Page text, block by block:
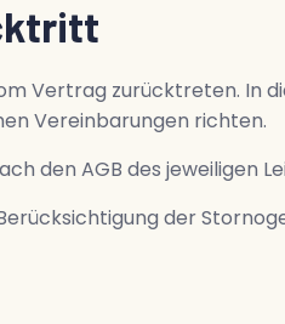
Vertrag zurücktreten. In
Vereinbarungen richten.
den AGB des jeweiligen
der